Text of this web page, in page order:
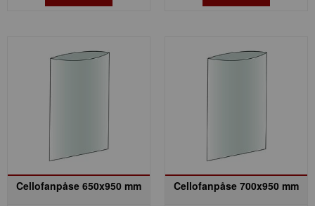
Cellofanpåse 650x950 mm Cellofanpåse 700x950 mm